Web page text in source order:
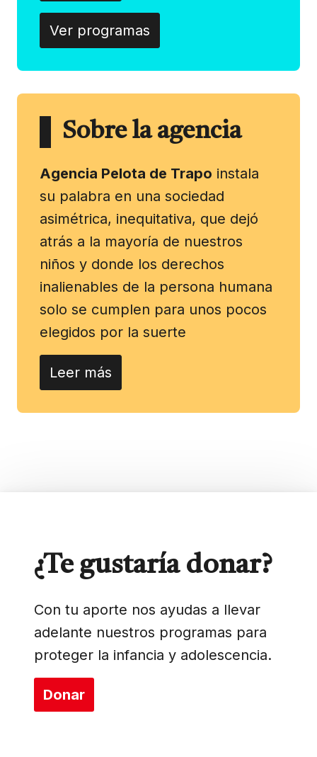
Ver programas
Sobre la agencia
Agencia Pelota de Trapo instala
su palabra en una sociedad
asimétrica, inequitativa, que dejó
atrás a la mayoría de nuestros
niños y donde los derechos
inalienables de la persona humana
solo se cumplen para unos pocos
elegidos por la suerte
Leer más
¿Te gustaría donar?
Con tu aporte nos ayudas a llevar
adelante nuestros programas para
proteger la infancia y adolescencia.
Donar